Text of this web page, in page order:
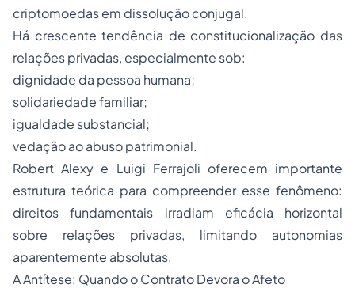
criptomoedas em dissolução conjugal.
Há crescente tendência de constitucionalização das
relações privadas, especialmente sob:
dignidade da pessoa humana;
solidariedade familiar;
igualdade substancial;
vedação ao abuso patrimonial.
Robert Alexy e Luigi Ferrajoli oferecem importante
estrutura teórica para compreender esse fenômeno:
direitos fundamentais irradiam eficácia horizontal
sobre relações privadas, limitando autonomias
aparentemente absolutas.
A Antítese: Quando o Contrato Devora o Afeto